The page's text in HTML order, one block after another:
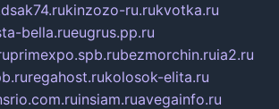
kinzozo-ru.rukvotka.ru
bella.rueugrus.pp.ru
primexpo.spb.rubezmorchin.ruia2.ru
regahost.rukolosok-elita.ru
insiam.ruavegainfo.ru